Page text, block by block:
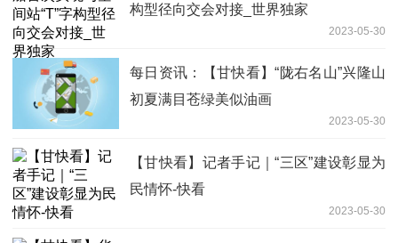
构型径向交会对接_世界独家
2023-05-30
每日资讯：【甘快看】“陇右名山”兴隆山
初夏满目苍绿美似油画
2023-05-30
【甘快看】记者手记｜“三区”建设彰显为
民情怀-快看
2023-05-30